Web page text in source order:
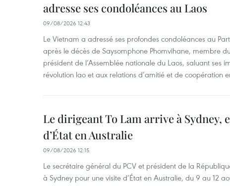
adresse ses condoléances au Laos
09/08/2026 12:43
Le Vietnam a adressé ses profondes condoléances au
après le décès de Saysomphone Phomvihane, membre
président de l’Assemblée nationale du Laos, saluant ses
révolution lao et aux relations d’amitié et de coopération
Le dirigeant To Lam arrive à Sydney,
d’État en Australie
09/08/2026 12:15
Le secrétaire général du PCV et président de la
à Sydney pour une visite d’État en Australie, du 9 au 12